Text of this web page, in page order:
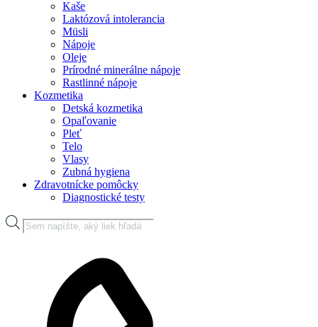
Kaše
Laktózová intolerancia
Müsli
Nápoje
Oleje
Prírodné minerálne nápoje
Rastlinné nápoje
Kozmetika
Detská kozmetika
Opaľovanie
Pleť
Telo
Vlasy
Zubná hygiena
Zdravotnícke pomôcky
Diagnostické testy
Products
search